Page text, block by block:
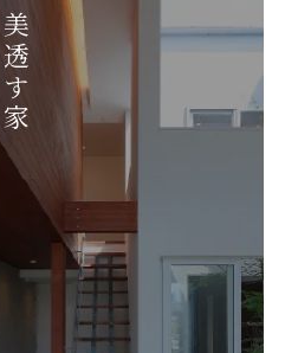
美透す家